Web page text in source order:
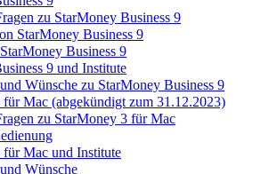
zu StarMoney Business 9
StarMoney Business 9
Business 9
9 und Institute
Wünsche zu StarMoney Business 9
Mac (abgekündigt zum 31.12.2023)
zu StarMoney 3 für Mac
Mac und Institute
Wünsche